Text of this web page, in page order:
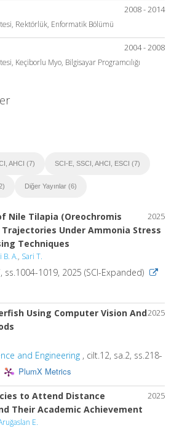
2008 - 2014
Rektörlük, Enformatik Bölümü
2004 - 2008
Keçiborlu Myo, Bilgisayar Programcılığı
AHCI (7) SCI-E, SSCI, AHCI, ESCI (7)
Diğer Yayınlar (6)
2025
Nile Tilapia (Oreochromis
Under Ammonia Stress
Techniques
B. A., Sari T.
ss.1004-1019, 2025 (SCI-Expanded)
2025
Using Computer Vision And
and Engineering , cilt.12, sa.2, ss.218-
PlumX Metrics
2025
to Attend Distance
Their Academic Achievement
E.